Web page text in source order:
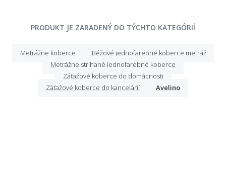
PRODUKT JE ZARADENÝ DO TÝCHTO KATEGÓRIÍ
Metrážne koberce
Béžové jednofarebné koberce metráž
Metrážne strihané jednofarebné koberce
Záťažové koberce do domácnosti
Záťažové koberce do kancelárií
Avelino